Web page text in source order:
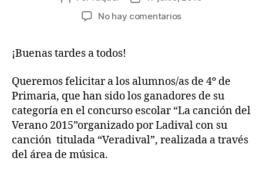
No hay comentariosen
¡Buenas tardes a todos!
Queremos felicitar a los alumnos/as de 4º de
Primaria, que han sido los ganadores de su
categoría en el concurso escolar “La canción del
Verano 2015”organizado por Ladival con su
canción titulada “Veradival”, realizada a través
del área de música.